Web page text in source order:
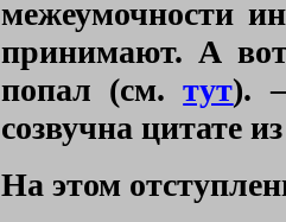
межеумочности
принимают. А
попал (см.тут).
созвучна цитате
На этом